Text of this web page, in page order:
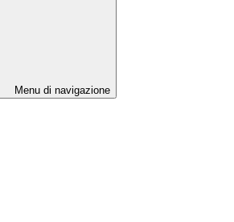
Menu di navigazione